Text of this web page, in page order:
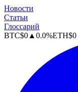
Новости
Статьи
Глоссарий
BTC$0 ▲ 0.0%ETH$0